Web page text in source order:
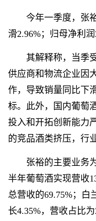
今年一季度，张
滑2.96%；归母净利
其解释称，当季
供应商和物流企业因
作，导致销量同比下
标。此外，国内葡萄
投入和开拓创新能力
的竞品酒类挤压，行
张裕的主要业务
半年葡萄酒实现营收
总营收的69.75%；白
长4.35%，营收占比